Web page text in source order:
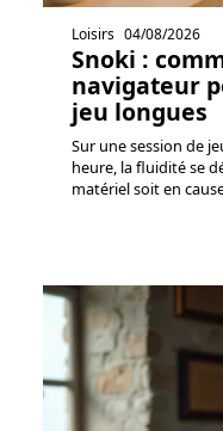
Loisirs 04/08/2026
Snoki :
navigateur
jeu longues
Sur une session de
heure, la fluidité se
matériel soit en